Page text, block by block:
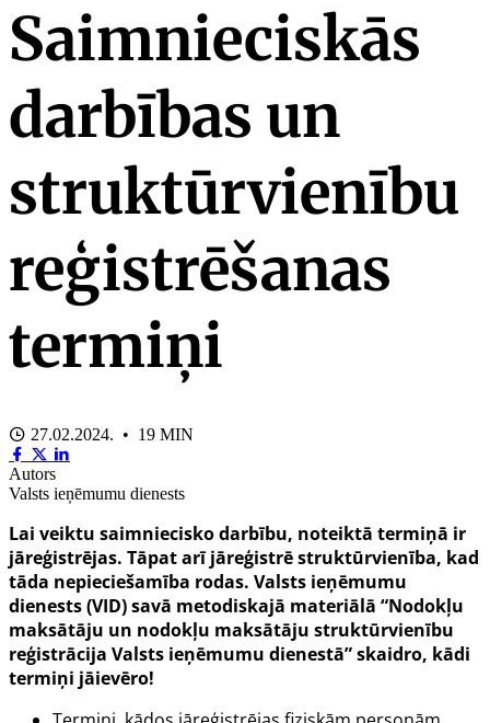
Saimnieciskās
darbības un
struktūrvienību
reģistrēšanas
termiņi
27.02.2024. • 19 MIN
Autors
Valsts ieņēmumu dienests
Lai veiktu saimniecisko darbību, noteiktā termiņā ir
jāreģistrējas. Tāpat arī jāreģistrē struktūrvienība, kad
tāda nepieciešamība rodas. Valsts ieņēmumu
dienests (VID) savā metodiskajā materiālā “Nodokļu
maksātāju un nodokļu maksātāju struktūrvienību
reģistrācija Valsts ieņēmumu dienestā” skaidro, kādi
termiņi jāievēro!